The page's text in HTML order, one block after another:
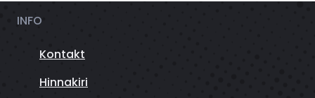
INFO
Kontakt
Hinnakiri